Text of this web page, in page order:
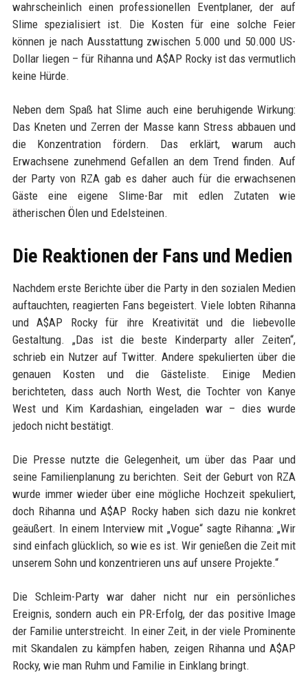
wahrscheinlich einen professionellen Eventplaner, der auf
Slime spezialisiert ist. Die Kosten für eine solche Feier
können je nach Ausstattung zwischen 5.000 und 50.000 US-
Dollar liegen – für Rihanna und A$AP Rocky ist das vermutlich
keine Hürde.
Neben dem Spaß hat Slime auch eine beruhigende Wirkung:
Das Kneten und Zerren der Masse kann Stress abbauen und
die Konzentration fördern. Das erklärt, warum auch
Erwachsene zunehmend Gefallen an dem Trend finden. Auf
der Party von RZA gab es daher auch für die erwachsenen
Gäste eine eigene Slime-Bar mit edlen Zutaten wie
ätherischen Ölen und Edelsteinen.
Die Reaktionen der Fans und Medien
Nachdem erste Berichte über die Party in den sozialen Medien
auftauchten, reagierten Fans begeistert. Viele lobten Rihanna
und A$AP Rocky für ihre Kreativität und die liebevolle
Gestaltung. „Das ist die beste Kinderparty aller Zeiten“,
schrieb ein Nutzer auf Twitter. Andere spekulierten über die
genauen Kosten und die Gästeliste. Einige Medien
berichteten, dass auch North West, die Tochter von Kanye
West und Kim Kardashian, eingeladen war – dies wurde
jedoch nicht bestätigt.
Die Presse nutzte die Gelegenheit, um über das Paar und
seine Familienplanung zu berichten. Seit der Geburt von RZA
wurde immer wieder über eine mögliche Hochzeit spekuliert,
doch Rihanna und A$AP Rocky haben sich dazu nie konkret
geäußert. In einem Interview mit „Vogue“ sagte Rihanna: „Wir
sind einfach glücklich, so wie es ist. Wir genießen die Zeit mit
unserem Sohn und konzentrieren uns auf unsere Projekte.“
Die Schleim-Party war daher nicht nur ein persönliches
Ereignis, sondern auch ein PR-Erfolg, der das positive Image
der Familie unterstreicht. In einer Zeit, in der viele Prominente
mit Skandalen zu kämpfen haben, zeigen Rihanna und A$AP
Rocky, wie man Ruhm und Familie in Einklang bringt.